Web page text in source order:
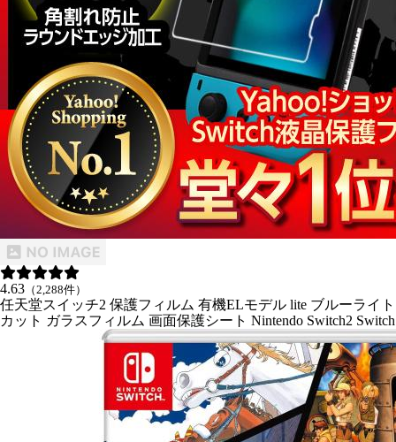
4.63 （2,288件）
任天堂スイッチ2 保護フィルム 有機ELモデル lite ブルーライト
カット ガラスフィルム 画面保護シート Nintendo Switch2 Switch